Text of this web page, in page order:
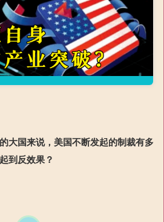
大国来说，美国不断发起的制裁有多
到反效果？